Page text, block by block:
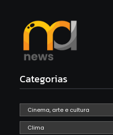
Categorias
Cinema, arte e cultura
Clima